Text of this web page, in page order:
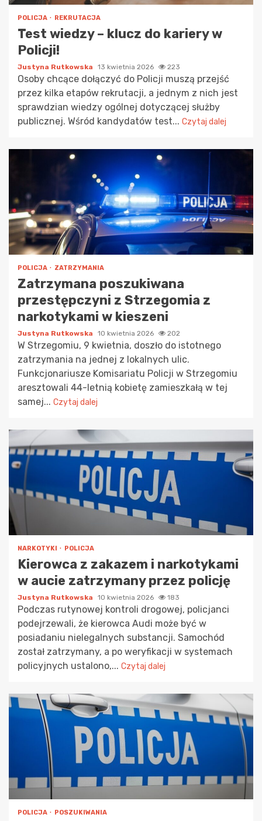
POLICJA REKRUTACJA
Test wiedzy – klucz do kariery w
Policji!
Justyna Rutkowska 13 kwietnia 2026 223
Osoby chcące dołączyć do Policji muszą przejść
przez kilka etapów rekrutacji, a jednym z nich jest
sprawdzian wiedzy ogólnej dotyczącej służby
publicznej. Wśród kandydatów test... Czytaj dalej
POLICJA ZATRZYMANIA
Zatrzymana poszukiwana
przestępczyni z Strzegomia z
narkotykami w kieszeni
Justyna Rutkowska 10 kwietnia 2026 202
W Strzegomiu, 9 kwietnia, doszło do istotnego
zatrzymania na jednej z lokalnych ulic.
Funkcjonariusze Komisariatu Policji w Strzegomiu
aresztowali 44-letnią kobietę zamieszkałą w tej
samej... Czytaj dalej
NARKOTYKI POLICJA
Kierowca z zakazem i narkotykami
w aucie zatrzymany przez policję
Justyna Rutkowska 10 kwietnia 2026 183
Podczas rutynowej kontroli drogowej, policjanci
podejrzewali, że kierowca Audi może być w
posiadaniu nielegalnych substancji. Samochód
został zatrzymany, a po weryfikacji w systemach
policyjnych ustalono,... Czytaj dalej
POLICJA POSZUKIWANIA